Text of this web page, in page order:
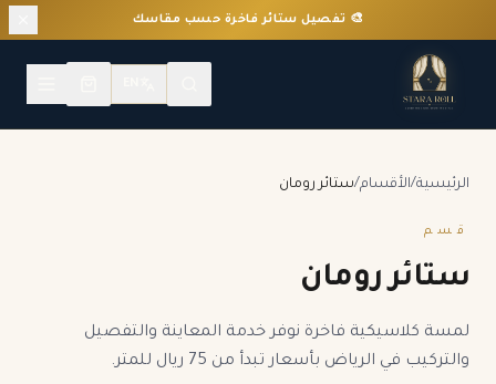
🎨 تفصيل ستائر فاخرة حسب مقاسك
الرئيسية/الأقسام/ستائر رومان
قسم
ستائر رومان
لمسة كلاسيكية فاخرة نوفر خدمة المعاينة والتفصيل
والتركيب في الرياض بأسعار تبدأ من 75 ريال للمتر.